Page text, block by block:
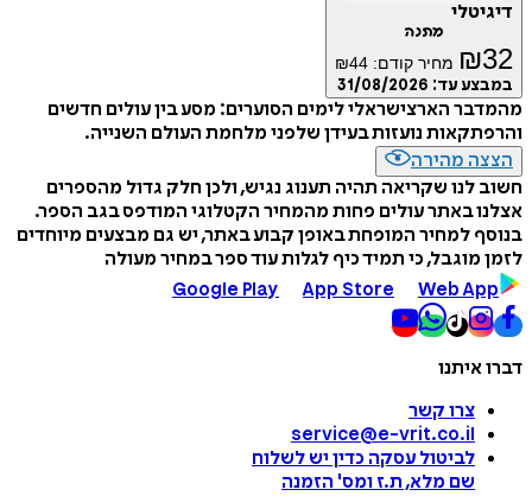
דיגיטלי
מתנה
₪32 מחיר קודם: ₪44
במבצע עד: 31/08/2026
מהמדבר הארצישראלי לימים הסוערים: מסע בין עולים חדשים
והרפתקאות נועזות בעידן שלפני מלחמת העולם השנייה.
הצצה מהירה
חשוב לנו שקריאה תהיה תענוג נגיש, ולכן חלק גדול מהספרים
אצלנו באתר עולים פחות מהמחיר הקטלוגי המודפס בגב הספר.
בנוסף למחיר המופחת באופן קבוע באתר, יש גם מבצעים מיוחדים
לזמן מוגבל, כי תמיד כיף לגלות עוד ספר במחיר מעולה
Google Play
App Store Web App
דברו איתנו
צרו קשר
service@e-vrit.co.il
לביטול עסקה כדין יש לשלוח
שם מלא, ת.ז ומס' הזמנה